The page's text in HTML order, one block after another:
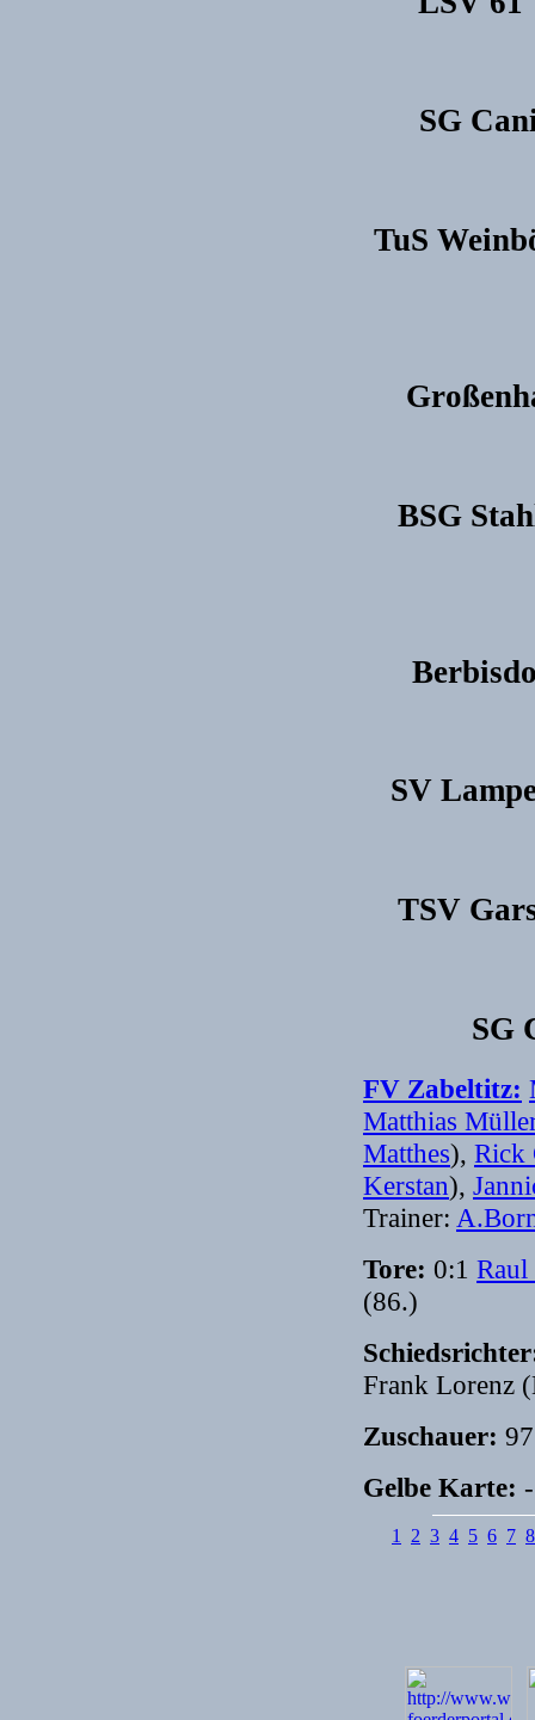
SG
TuS
BSG
SV
TSV
SG
FV Zabeltitz:
Matthias
Matthes), Rick
Kerstan),
Trainer:
Tore: 0:1 Raul
(86.)
Frank Lorenz
Zuschauer: 97
Gelbe Karte:
1 2 3 4 5 6 7 8